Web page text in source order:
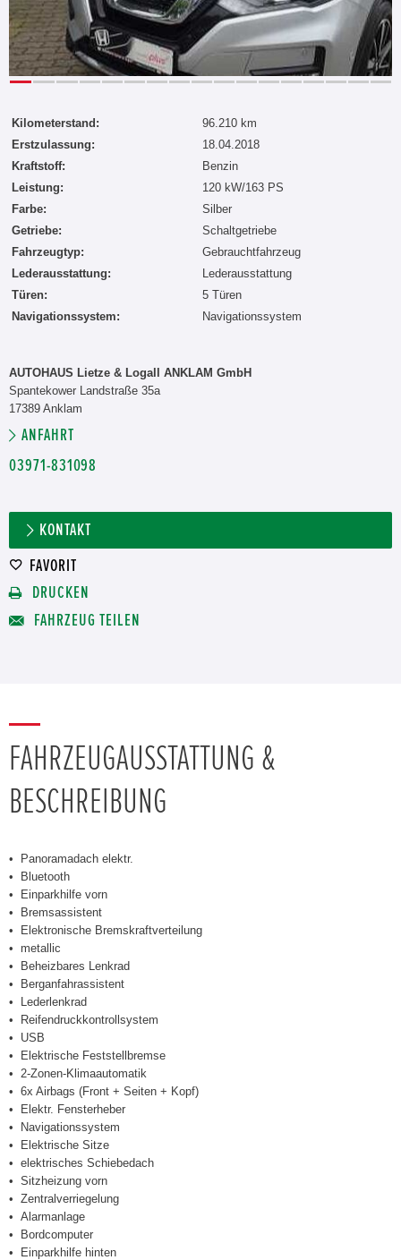
Kilometerstand:
96.210 km
Erstzulassung:
18.04.2018
Kraftstoff:
Benzin
Leistung:
120 kW/163 PS
Farbe:
Silber
Getriebe:
Schaltgetriebe
Fahrzeugtyp:
Gebrauchtfahrzeug
Lederausstattung:
Lederausstattung
Türen:
5 Türen
Navigationssystem:
Navigationssystem
AUTOHAUS Lietze & Logall ANKLAM GmbH
Spantekower Landstraße 35a
17389 Anklam
ANFAHRT
03971-831098
KONTAKT
FAVORIT
DRUCKEN
FAHRZEUG TEILEN
FAHRZEUGAUSSTATTUNG &
BESCHREIBUNG
Panoramadach elektr.
Bluetooth
Einparkhilfe vorn
Bremsassistent
Elektronische Bremskraftverteilung
metallic
Beheizbares Lenkrad
Berganfahrassistent
Lederlenkrad
Reifendruckkontrollsystem
USB
Elektrische Feststellbremse
2-Zonen-Klimaautomatik
6x Airbags (Front + Seiten + Kopf)
Elektr. Fensterheber
Navigationssystem
Elektrische Sitze
elektrisches Schiebedach
Sitzheizung vorn
Zentralverriegelung
Alarmanlage
Bordcomputer
Einparkhilfe hinten